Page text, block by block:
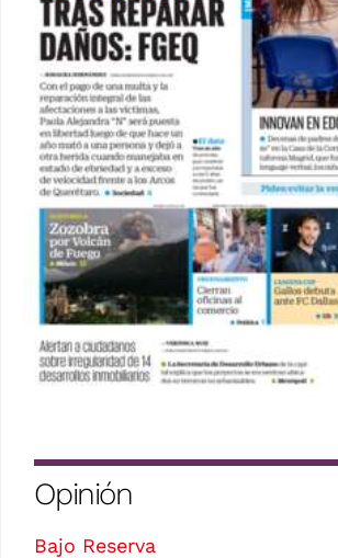
Opinión
Bajo Reserva